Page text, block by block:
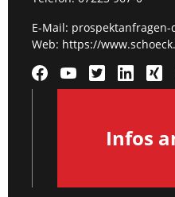
E-Mail: prospektanfragen-
Web: https://
Infos